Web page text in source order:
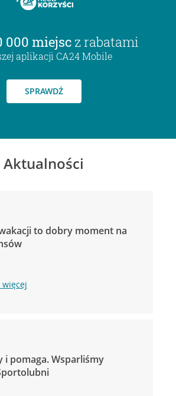
000 miejsc z rabatami
aplikacji CA24 Mobile
SPRAWDŹ
Aktualności
to dobry moment na
więcej
i pomaga. Wsparliśmy